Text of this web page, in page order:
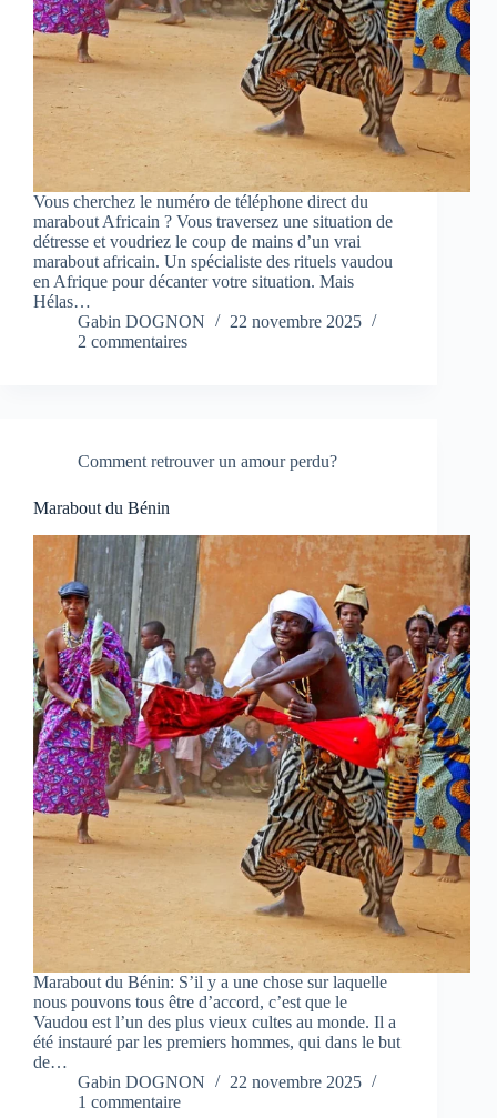
Vous cherchez le numéro de téléphone direct du
marabout Africain ? Vous traversez une situation de
détresse et voudriez le coup de mains d’un vrai
marabout africain. Un spécialiste des rituels vaudou
en Afrique pour décanter votre situation. Mais
Hélas…
Gabin DOGNON
22 novembre 2025
2 commentaires
Comment retrouver un amour perdu?
Marabout du Bénin
Marabout du Bénin: S’il y a une chose sur laquelle
nous pouvons tous être d’accord, c’est que le
Vaudou est l’un des plus vieux cultes au monde. Il a
été instauré par les premiers hommes, qui dans le but
de…
Gabin DOGNON
22 novembre 2025
1 commentaire